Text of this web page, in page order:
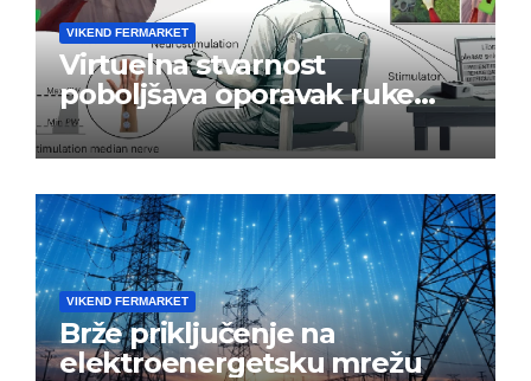
VIKEND FERMARKET
Virtuelna stvarnost
poboljšava oporavak ruke
nakon moždanog udara
VIKEND FERMARKET
Brže priključenje na
elektroenergetsku mrežu